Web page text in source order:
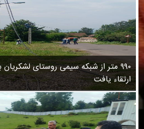
۹۹۰ متر از شبکه سیمی روستای
ارتقاء یافت